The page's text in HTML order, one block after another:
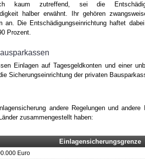
kaum zutreffend, sei die
halber erwähnt. Ihr gehören
an. Die Entschädigungseinrichtung haftet
Prozent.
Einlagen auf Tagesgeldkonten und einer
Sicherungseinrichtung der privaten
andere Regelungen und andere
zusammengestellt haben:
Einlagensicherungsgrenze
Euro